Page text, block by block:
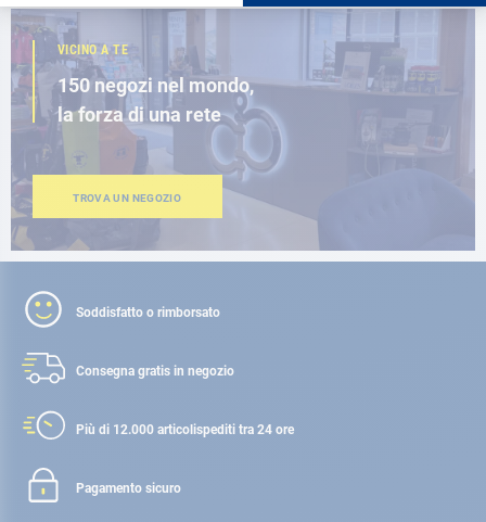
VICINO A TE
150 negozi nel mondo,
la forza di una rete
TROVA UN NEGOZIO
Soddisfatto o rimborsato
Consegna gratis in negozio
Più di 12.000 articolispediti tra 24 ore
Pagamento sicuro